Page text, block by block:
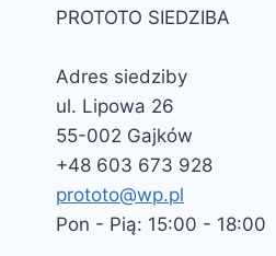
PROTOTO SIEDZIBA
Adres siedziby
ul. Lipowa 26
55-002 Gajków
+48 603 673 928
prototo@wp.pl
Pon - Pią: 15:00 - 18:00